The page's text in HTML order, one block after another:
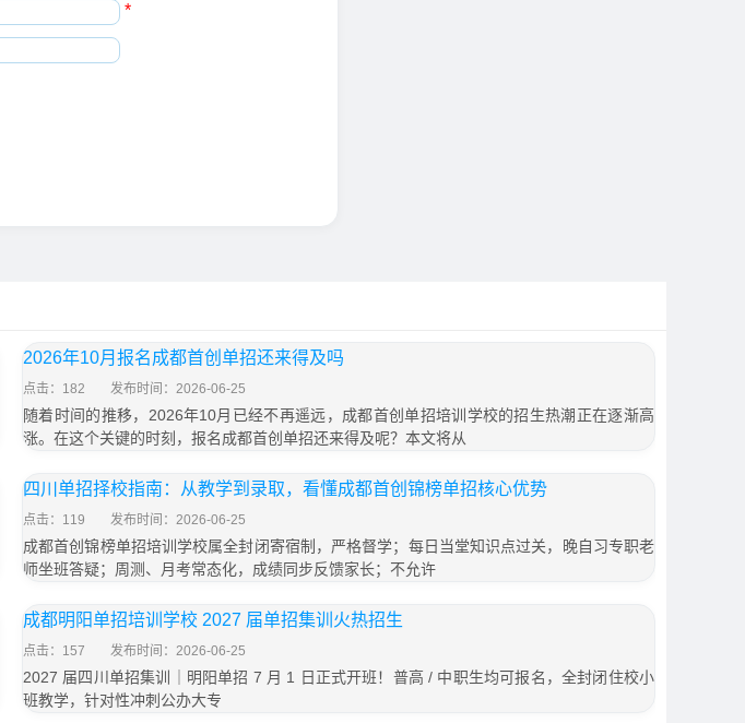
*
2026年10月报名成都首创单招还来得及吗
点击：182 发布时间：2026-06-25
随着时间的推移，2026年10月已经不再遥远，成都首创单招培训学校的招生热潮正在逐渐高
涨。在这个关键的时刻，报名成都首创单招还来得及呢？本文将从
四川单招择校指南：从教学到录取，看懂成都首创锦榜单招核心优势
点击：119 发布时间：2026-06-25
成都首创锦榜单招培训学校属全封闭寄宿制，严格督学；每日当堂知识点过关，晚自习专职老
师坐班答疑；周测、月考常态化，成绩同步反馈家长；不允许
成都明阳单招培训学校 2027 届单招集训火热招生
点击：157 发布时间：2026-06-25
2027 届四川单招集训｜明阳单招 7 月 1 日正式开班！普高 / 中职生均可报名，全封闭住校小
班教学，针对性冲刺公办大专